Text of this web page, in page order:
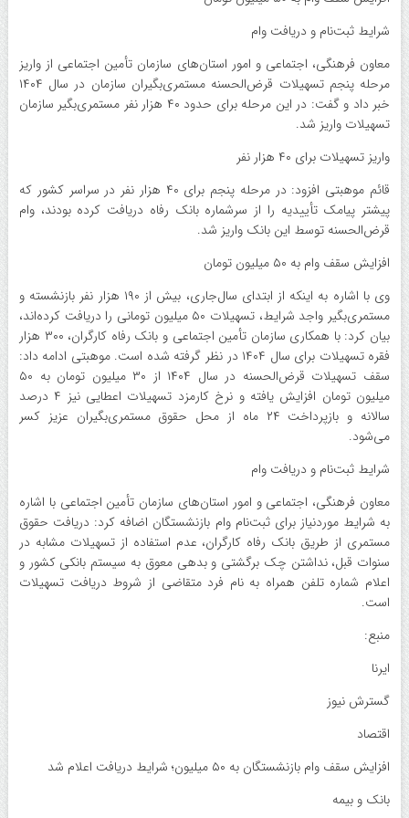
شرایط ثبت‌نام و دریافت وام
معاون فرهنگی، اجتماعی و امور استان‌های سازمان تأمین اجتماعی از واریز
مرحله پنجم تسهیلات قرض‌الحسنه مستمری‌بگیران سازمان در سال ۱۴۰۴
خبر داد و گفت: در این مرحله برای حدود ۴۰ هزار نفر مستمری‌بگیر سازمان
تسهیلات واریز شد.
واریز تسهیلات برای ۴۰ هزار نفر
قائم موهبتی افزود: در مرحله پنجم برای ۴۰ هزار نفر در سراسر کشور که
پیشتر پیامک تأییدیه را از سرشماره بانک رفاه دریافت کرده بودند، وام
قرض‌الحسنه توسط این بانک واریز شد.
افزایش سقف وام به ۵۰ میلیون تومان
وی با اشاره به اینکه از ابتدای سال‌جاری، بیش از ۱۹۰ هزار نفر بازنشسته و
مستمری‌بگیر واجد شرایط، تسهیلات ۵۰ میلیون تومانی را دریافت کرده‌اند،
بیان کرد: با همکاری سازمان تأمین اجتماعی و بانک رفاه کارگران، ۳۰۰ هزار
فقره تسهیلات برای سال ۱۴۰۴ در نظر گرفته شده است. موهبتی ادامه داد:
سقف تسهیلات قرض‌الحسنه در سال ۱۴۰۴ از ۳۰ میلیون تومان به ۵۰
میلیون تومان افزایش یافته و نرخ کارمزد تسهیلات اعطایی نیز ۴ درصد
سالانه و بازپرداخت ۲۴ ماه از محل حقوق مستمری‌بگیران عزیز کسر
می‌شود.
شرایط ثبت‌نام و دریافت وام
معاون فرهنگی، اجتماعی و امور استان‌های سازمان تأمین اجتماعی با اشاره
به شرایط موردنیاز برای ثبت‌نام وام بازنشستگان اضافه کرد: دریافت حقوق
مستمری از طریق بانک رفاه کارگران، عدم استفاده از تسهیلات مشابه در
سنوات قبل، نداشتن چک برگشتی و بدهی معوق به سیستم بانکی کشور و
اعلام شماره تلفن همراه به نام فرد متقاضی از شروط دریافت تسهیلات
است.
منبع:
ایرنا
گسترش نیوز
اقتصاد
افزایش سقف وام بازنشستگان به ۵۰ میلیون؛ شرایط دریافت اعلام شد
بانک و بیمه